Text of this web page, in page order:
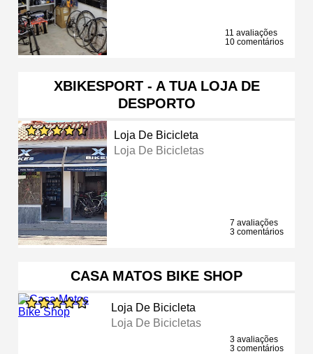
11 avaliações
10 comentários
XBIKESPORT - A TUA LOJA DE
DESPORTO
Loja De Bicicleta
Loja De Bicicletas
7 avaliações
3 comentários
CASA MATOS BIKE SHOP
Loja De Bicicleta
Loja De Bicicletas
3 avaliações
3 comentários